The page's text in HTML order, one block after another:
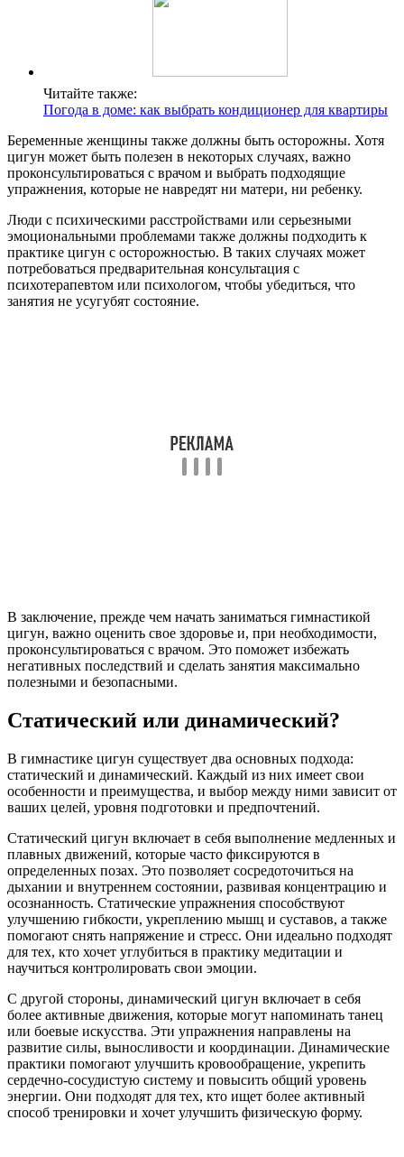
Читайте также:
Погода в доме: как выбрать кондиционер для квартиры
Беременные женщины также должны быть осторожны. Хотя
цигун может быть полезен в некоторых случаях, важно
проконсультироваться с врачом и выбрать подходящие
упражнения, которые не навредят ни матери, ни ребенку.
Люди с психическими расстройствами или серьезными
эмоциональными проблемами также должны подходить к
практике цигун с осторожностью. В таких случаях может
потребоваться предварительная консультация с
психотерапевтом или психологом, чтобы убедиться, что
занятия не усугубят состояние.
В заключение, прежде чем начать заниматься гимнастикой
цигун, важно оценить свое здоровье и, при необходимости,
проконсультироваться с врачом. Это поможет избежать
негативных последствий и сделать занятия максимально
полезными и безопасными.
Статический или динамический?
В гимнастике цигун существует два основных подхода:
статический и динамический. Каждый из них имеет свои
особенности и преимущества, и выбор между ними зависит от
ваших целей, уровня подготовки и предпочтений.
Статический цигун включает в себя выполнение медленных и
плавных движений, которые часто фиксируются в
определенных позах. Это позволяет сосредоточиться на
дыхании и внутреннем состоянии, развивая концентрацию и
осознанность. Статические упражнения способствуют
улучшению гибкости, укреплению мышц и суставов, а также
помогают снять напряжение и стресс. Они идеально подходят
для тех, кто хочет углубиться в практику медитации и
научиться контролировать свои эмоции.
С другой стороны, динамический цигун включает в себя
более активные движения, которые могут напоминать танец
или боевые искусства. Эти упражнения направлены на
развитие силы, выносливости и координации. Динамические
практики помогают улучшить кровообращение, укрепить
сердечно-сосудистую систему и повысить общий уровень
энергии. Они подходят для тех, кто ищет более активный
способ тренировки и хочет улучшить физическую форму.